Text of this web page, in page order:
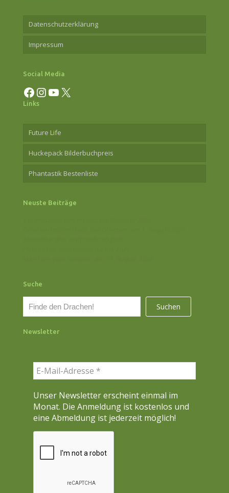
Datenschutzerklärung
Impressum
Social Media
Facebook InstagramYouTube X
Links
Future Life
Huckepack Bilderbuchpreis
Phantastik Bestenliste
Neuste Beiträge
Suche
h
Suchen
Newsletter
Unser Newsletter erscheint einmal im
Monat. Die Anmeldung ist kostenlos und
eine Abmeldung ist jederzeit möglich!